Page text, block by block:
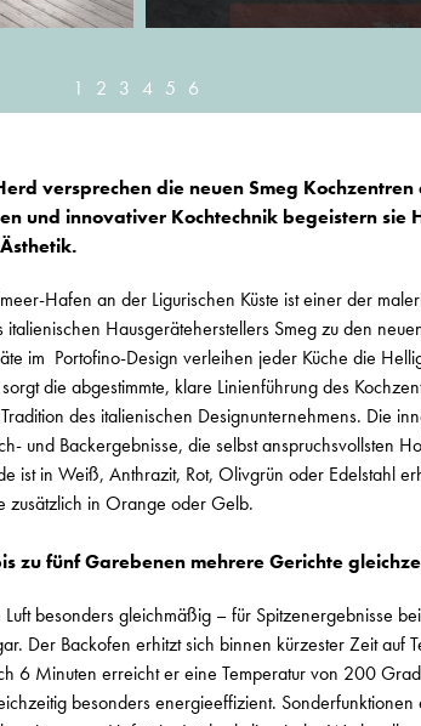
1 2 3 4 5 6
versprechen die neuen Smeg
und innovativer Kochtechnik begeistern sie
Hafen an der Ligurischen Küste ist einer der
Hausgeräteherstellers Smeg zu den
im Portofino-Design verleihen jeder Küche die
die abgestimmte, klare Linienführung des
des italienischen Designunternehmens. Die
und Backergebnisse, die selbst anspruchsvollsten
ist in Weiß, Anthrazit, Rot, Olivgrün oder Edelstahl
zusätzlich in Orange oder Gelb.
zu fünf Garebenen mehrere Gerichte
besonders gleichmäßig – für Spitzenergebnisse
Der Backofen erhitzt sich binnen kürzester Zeit auf
6 Minuten erreicht er eine Temperatur von 200
besonders energieeffizient. Sonderfunktionen